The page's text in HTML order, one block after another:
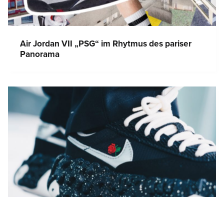
Air Jordan VII „PSG“ im Rhytmus des pariser
Panorama